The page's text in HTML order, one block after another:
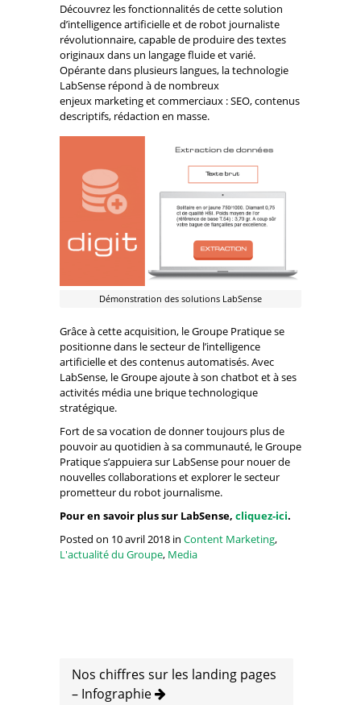
Découvrez les fonctionnalités de cette solution
d’intelligence artificielle et de robot journaliste
révolutionnaire, capable de produire des textes
originaux dans un langage fluide et varié.
Opérante dans plusieurs langues, la technologie
LabSense répond à de nombreux
enjeux marketing et commerciaux : SEO, contenus
descriptifs, rédaction en masse.
Démonstration des solutions LabSense
Grâce à cette acquisition, le Groupe Pratique se
positionne dans le secteur de l’intelligence
artificielle et des contenus automatisés. Avec
LabSense, le Groupe ajoute à son chatbot et à ses
activités média une brique technologique
stratégique.
Fort de sa vocation de donner toujours plus de
pouvoir au quotidien à sa communauté, le Groupe
Pratique s’appuiera sur LabSense pour nouer de
nouvelles collaborations et explorer le secteur
prometteur du robot journalisme.
Pour en savoir plus sur LabSense, cliquez-ici.
Posted on 10 avril 2018 in Content Marketing,
L'actualité du Groupe, Media
Nos chiffres sur les landing pages
– Infographie